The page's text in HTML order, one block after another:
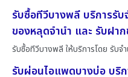
รับซื้อทีวีบางพลี บริการรั
ของหลุดจำนำ และ รับฝา
รับซื้อทีวีบางพลี ให้บริการโดย รับ
รับผ่อนไอแพดบางบ่อ บริ